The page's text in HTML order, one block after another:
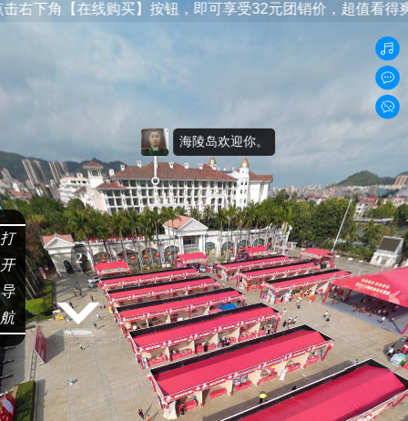
海陵岛欢迎你。
在线购买】按钮，即可享受32元团销价，超值看得爽
打
开
导
航